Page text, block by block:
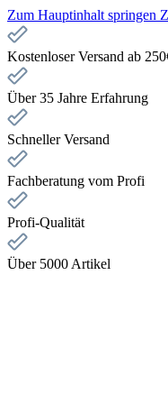
Zum Hauptinhalt springen
Kostenloser Versand ab
Über 35 Jahre Erfahrung
Schneller Versand
Fachberatung vom Profi
Profi-Qualität
Über 5000 Artikel